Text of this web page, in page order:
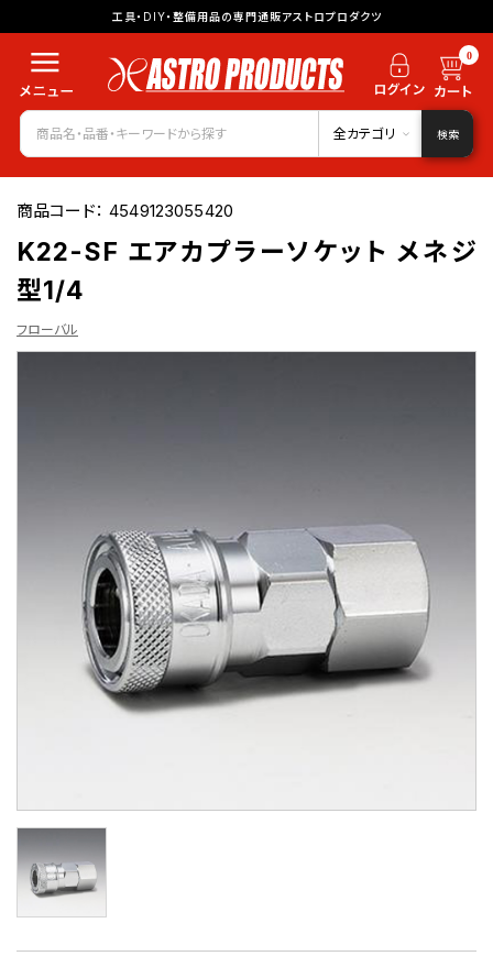
工具・DIY・整備用品の専門通販アストロプロダクツ
0
全カテゴリ 検索
商品コード：4549123055420
K22-SF エアカプラーソケット メネジ
型1/4
フローバル